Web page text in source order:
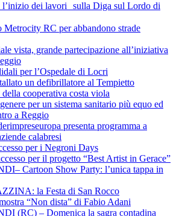
l’inizio dei lavori sulla Diga sul Lordo di
Metrocity RC per abbandono strade
vista, grande partecipazione all’iniziativa
per l’Ospedale di Locri
un defibrillatore al Tempietto
cooperativa costa viola
per un sistema sanitario più equo ed
a Reggio
presenta programma a
calabresi
per i Negroni Days
per il progetto “Best Artist in Gerace”
Cartoon Show Party: l’unica tappa in
la Festa di San Rocco
“Non dista” di Fabio Adani
(RC) – Domenica la sagra contadina